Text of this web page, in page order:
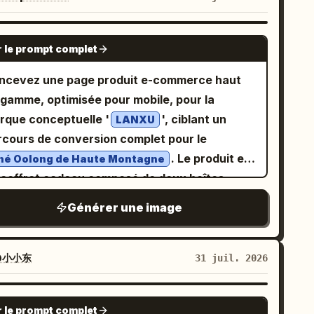
: MANGO POMELO SAGO Slogan :
Étiquettes
: Intense Mango / Sweet and Chilled
titre visuel principal, sous-titre anglais
petit, nom de la marque en haut, slogan
la zone vide au centre inférieur. La mise en
doit être épurée, raffinée et ressembler à
véritable publicité de marque de dessert.
dynamique naturelle, léger bruit de
texture de peau réaliste, éclairage
photographie spontanée
photo lifestyle pour réseaux
faible profondeur de champ, couleurs
réalisme élevé, texture alimentaire
reflets brillants du sirop, léger flou de
exposition légèrement inégale,
des blancs automatique, photo prise à
moment non posé, photographie de
documentaire, ambiance calme et
retenue éditoriale streetwear du
des années 2000, prise de vue sur
35 mm, objectif 50 mm, f/2.8, ISO 800,
profondeur de champ. --ar 3:4 --raw --
p5c2z3o --profile gvijfut --profile
GPT IMAGE 2
le prompt complet
une page produit e-commerce haut
optimisée pour mobile, pour la
conceptuelle '
LANXU
', ciblant un
de conversion complet pour le
Oolong de Haute Montagne
. Le produit est
cadeau composé de deux boîtes,
stricte : marque 'LANXU', deux
à thé cylindriques en métal (env. 135 mm
78 mm de diamètre) avec une
mate gris roche et des couvercles en
antique. Le logo vertical de la marque
Générer une image
小东 31 juil. 2026
GPT IMAGE 2
le prompt complet